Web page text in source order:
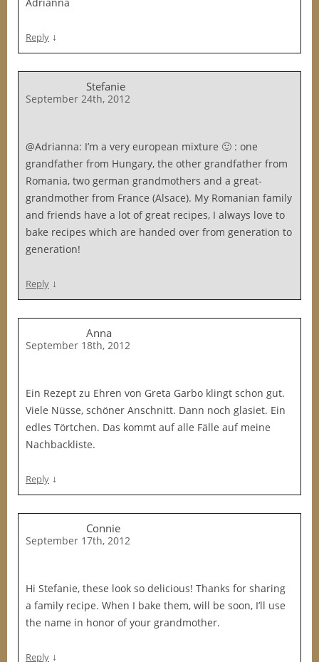
Reply ↓
Stefanie
September 24th, 2012
@Adrianna: I’m a very european mixture 🙂 : one
grandfather from Hungary, the other grandfather from
Romania, two german grandmothers and a great-
grandmother from France (Alsace). My Romanian family
and friends have a lot of great recipes, I always love to
bake recipes which are handed over from generation to
generation!
Reply ↓
Anna
September 18th, 2012
Ein Rezept zu Ehren von Greta Garbo klingt schon gut.
Viele Nüsse, schöner Anschnitt. Dann noch glasiet. Ein
edles Törtchen. Das kommt auf alle Fälle auf meine
Nachbackliste.
Reply ↓
Connie
September 17th, 2012
Hi Stefanie, these look so delicious! Thanks for sharing
a family recipe. When I bake them, will be soon, I’ll use
the name in honor of your grandmother.
Reply ↓